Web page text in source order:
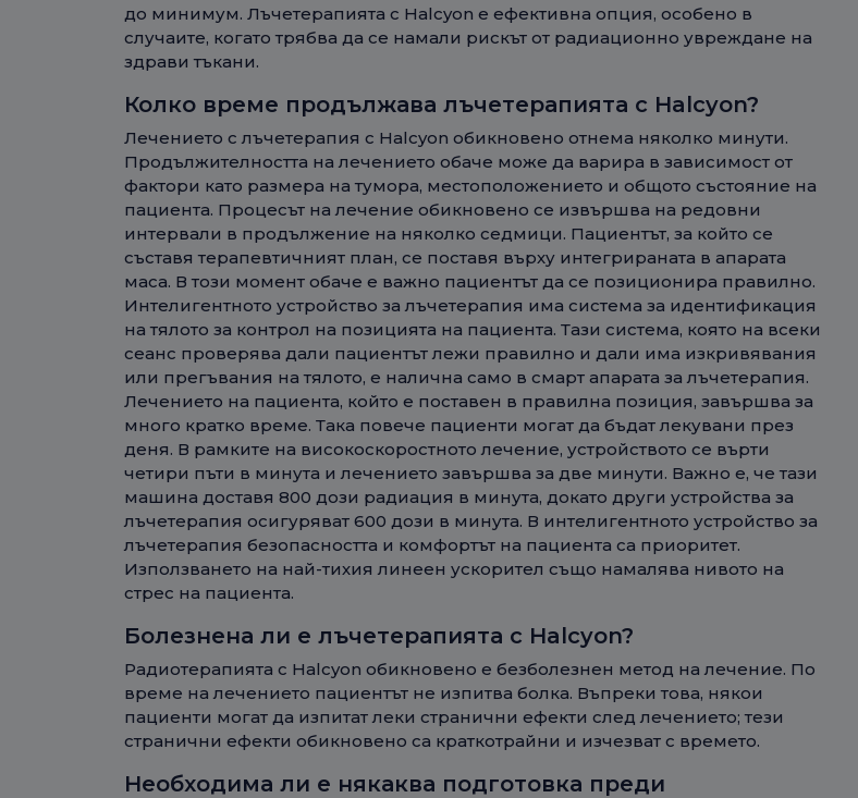
до минимум. Лъчетерапията с Halcyon е ефективна опция, особено в
случаите, когато трябва да се намали рискът от радиационно увреждане на
здрави тъкани.
Колко време продължава лъчетерапията с Halcyon?
Лечението с лъчетерапия с Halcyon обикновено отнема няколко минути.
Продължителността на лечението обаче може да варира в зависимост от
фактори като размера на тумора, местоположението и общото състояние на
пациента. Процесът на лечение обикновено се извършва на редовни
интервали в продължение на няколко седмици. Пациентът, за който се
съставя терапевтичният план, се поставя върху интегрираната в апарата
маса. В този момент обаче е важно пациентът да се позиционира правилно.
Интелигентното устройство за лъчетерапия има система за идентификация
на тялото за контрол на позицията на пациента. Тази система, която на всеки
сеанс проверява дали пациентът лежи правилно и дали има изкривявания
или прегъвания на тялото, е налична само в смарт апарата за лъчетерапия.
Лечението на пациента, който е поставен в правилна позиция, завършва за
много кратко време. Така повече пациенти могат да бъдат лекувани през
деня. В рамките на високоскоростното лечение, устройството се върти
четири пъти в минута и лечението завършва за две минути. Важно е, че тази
машина доставя 800 дози радиация в минута, докато други устройства за
лъчетерапия осигуряват 600 дози в минута. В интелигентното устройство за
лъчетерапия безопасността и комфортът на пациента са приоритет.
Използването на най-тихия линеен ускорител също намалява нивото на
стрес на пациента.
Болезнена ли е лъчетерапията с Halcyon?
Радиотерапията с Halcyon обикновено е безболезнен метод на лечение. По
време на лечението пациентът не изпитва болка. Въпреки това, някои
пациенти могат да изпитат леки странични ефекти след лечението; тези
странични ефекти обикновено са краткотрайни и изчезват с времето.
Необходима ли е някаква подготовка преди